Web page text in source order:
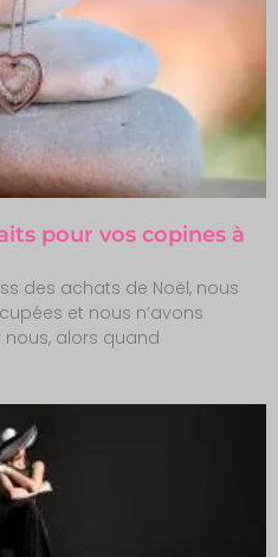
pour vos copines à
des achats de Noël, nous
et nous n’avons
alors quand